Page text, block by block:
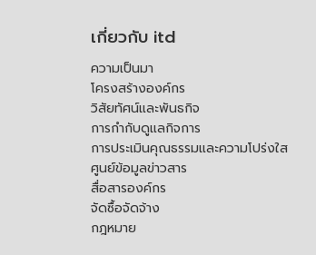
เกี่ยวกับ itd
ความเป็นมา
โครงสร้างองค์กร
วิสัยทัศน์และพันธกิจ
การกำกับดูแลกิจการ
การประเมินคุณธรรมและความโปร่งใส
ศูนย์ข้อมูลข่าวสาร
สื่อสารองค์กร
จัดซื้อจัดจ้าง
กฎหมาย